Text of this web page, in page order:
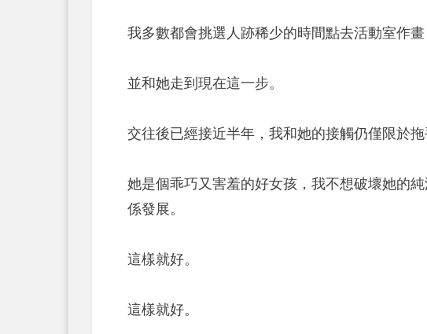
我多數都會挑選人跡稀少的時間點去活動室作畫
並和她走到現在這一步。
交往後已經接近半年，我和她的接觸仍僅限於拖
她是個乖巧又害羞的好女孩，我不想破壞她的
係發展。
這樣就好。
這樣就好。